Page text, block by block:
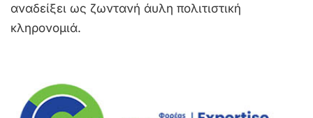
αναδείξει ως ζωντανή άυλη πολιτιστική
κληρονομιά.